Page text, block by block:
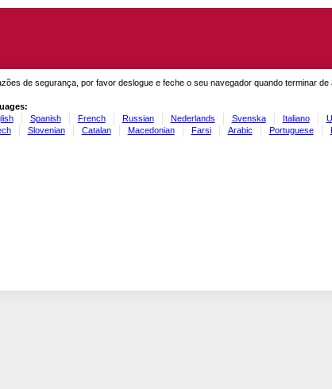
de segurança, por favor deslogue e feche o seu navegador quando terminar
Spanish French Russian Nederlands Svenska Italiano
Slovenian Catalan Macedonian Farsi Arabic Portuguese